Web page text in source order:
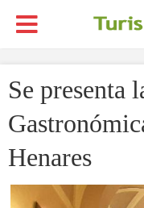
Se presenta
Henares